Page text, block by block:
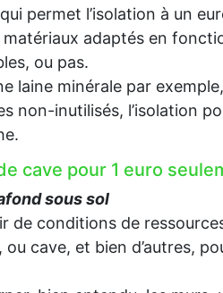
qui permet l’isolation à un
adaptés en
ou pas.
laine minérale par
non-inutilisés, l’isolation
cave pour 1 euro
sous sol
de conditions de
cave, et bien d’autres,